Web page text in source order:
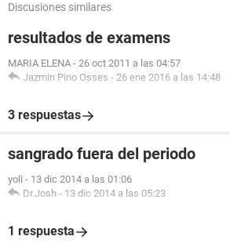
Discusiones similares
resultados de examens
MARIA ELENA - 26 oct 2011 a las 04:57
Jazmin Pino Osses - 26 ene 2016 a las 14:48
3 respuestas
sangrado fuera del periodo
yoli - 13 dic 2014 a las 01:06
Dr.Josh - 13 dic 2014 a las 05:23
1 respuesta